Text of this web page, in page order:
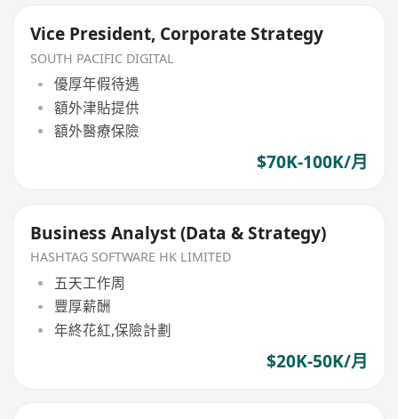
Vice President, Corporate Strategy
SOUTH PACIFIC DIGITAL
優厚年假待遇
額外津貼提供
額外醫療保險
$70K-100K/月
Business Analyst (Data & Strategy)
HASHTAG SOFTWARE HK LIMITED
五天工作周
豐厚薪酬
年終花紅,保險計劃
$20K-50K/月